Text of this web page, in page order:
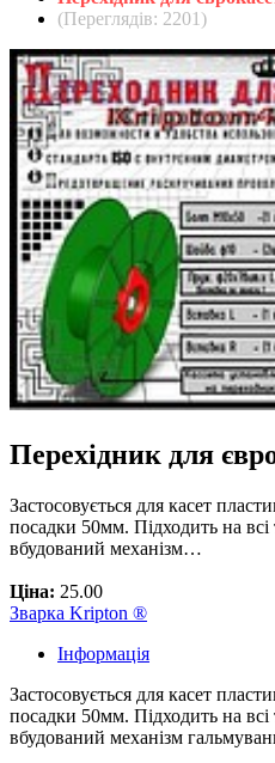
(Переглядів: 2201)
Перехідник для
Застосовується для касет
посадки 50мм. Підходить на
вбудований механізм…
Ціна: 25.00
Зварка Kripton ®
Інформація
Застосовується для касет
посадки 50мм. Підходить на
вбудований механізм